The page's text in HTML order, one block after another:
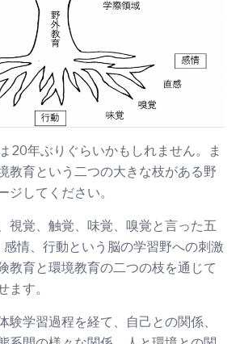
20年ぶりぐらいかもしれません。ま
教育という二つの大きな枝がある野
ジしてください。
視覚、触覚、味覚、嗅覚と言った五
情、行動という脳の学習野への刺激
教育と環境教育の二つの枝を通じて
ます。
験学習過程を経て、自己との関係、